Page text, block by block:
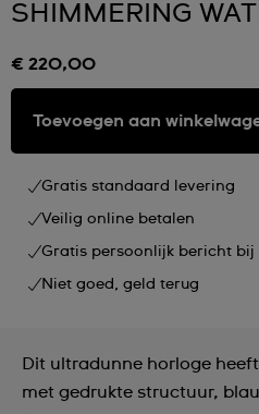
SHIMMERING
€ 220,00
Toevoegen aan
Gratis standaard levering
Veilig online betalen
Gratis persoonlijk bericht bij
Niet goed, geld terug
Dit ultradunne horloge
met gedrukte structuur,